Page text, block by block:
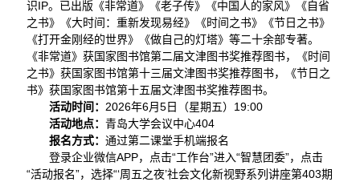
识IP。已出版《非常道》《老子传》《中国人的家风》《自省
之书》《大时间：重新发现易经》《时间之书》《节日之书》
《打开金刚经的世界》《做自己的灯塔》等二十余部专著。
《非常道》获国家图书馆第二届文津图书奖推荐图书，《时间
之书》获国家图书馆第十三届文津图书奖推荐图书，《节日之
书》获国家图书馆第十五届文津图书奖推荐图书。
活动时间： 2026年6月5日（星期五）19:00
活动地点： 青岛大学会议中心404
报名方式： 通过第二课堂手机端报名
登录企业微信APP，点击“工作台”进入“智慧团委”，点击
“活动报名”，选择“‘周五之夜’社会文化新视野系列讲座第403期